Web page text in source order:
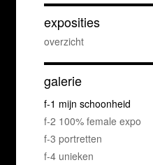
exposities
overzicht
galerie
f-1 mijn schoonheid
f-2 100% female expo
f-3 portretten
f-4 unieken